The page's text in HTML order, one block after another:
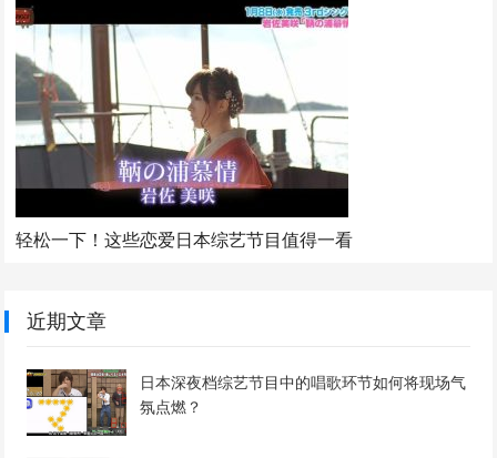
轻松一下！这些恋爱日本综艺节目值得一看
近期文章
日本深夜档综艺节目中的唱歌环节如何将现场气
氛点燃？